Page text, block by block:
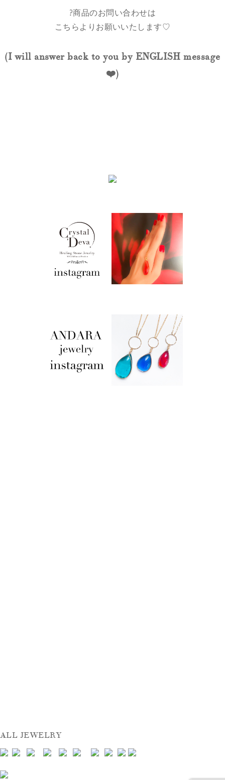
?商品のお問い合わせは
こちらよりお願いいたします♡
(I will answer back to you by ENGLISH message
❤️)
ALL JEWELRY